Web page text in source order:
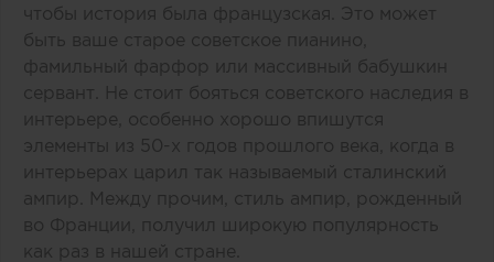
чтобы история была французская. Это может
быть ваше старое советское пианино,
фамильный фарфор или массивный бабушкин
сервант. Не стоит бояться советского наследия в
интерьере, особенно хорошо впишутся
элементы из 50-х годов прошлого века, когда в
интерьерах царил так называемый сталинский
ампир. Между прочим, стиль ампир, рожденный
во Франции, получил широкую популярность
как раз в нашей стране.